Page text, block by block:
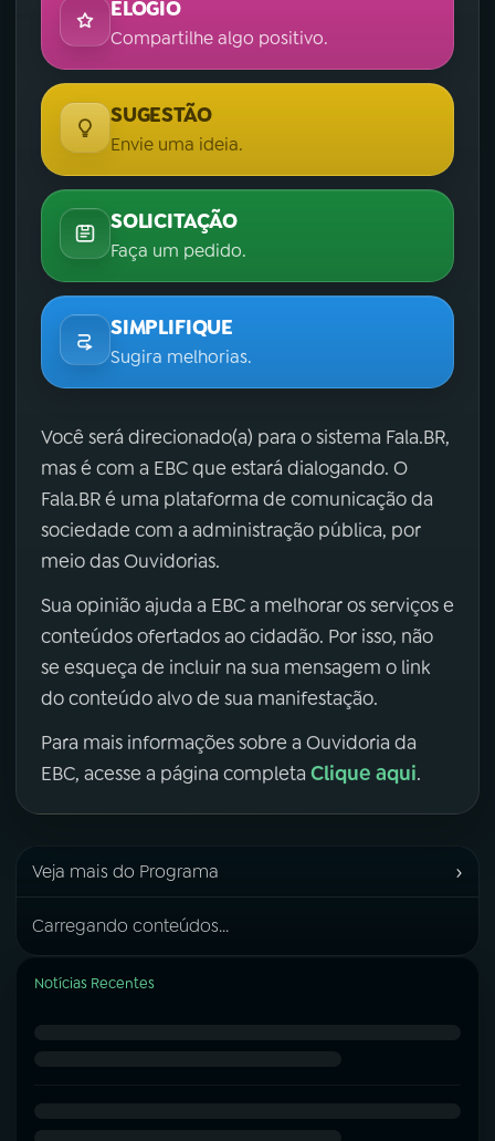
ELOGIO
Compartilhe algo positivo.
SUGESTÃO
Envie uma ideia.
SOLICITAÇÃO
Faça um pedido.
SIMPLIFIQUE
Sugira melhorias.
Você será direcionado(a) para o sistema Fala.BR,
mas é com a EBC que estará dialogando. O
Fala.BR é uma plataforma de comunicação da
sociedade com a administração pública, por
meio das Ouvidorias.
Sua opinião ajuda a EBC a melhorar os serviços e
conteúdos ofertados ao cidadão. Por isso, não
se esqueça de incluir na sua mensagem o link
do conteúdo alvo de sua manifestação.
Para mais informações sobre a Ouvidoria da
EBC, acesse a página completa Clique aqui.
Veja mais do Programa ›
Carregando conteúdos...
Notícias Recentes